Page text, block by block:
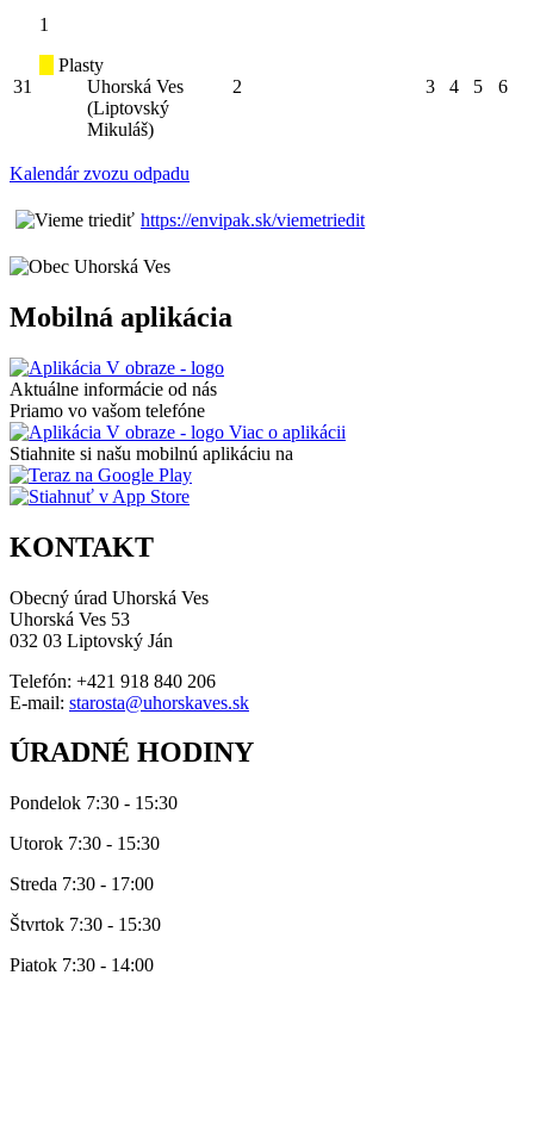
31
1
Plasty
Uhorská Ves
(Liptovský
Mikuláš)
2 3 4 5 6
Kalendár zvozu odpadu
https://envipak.sk/viemetriedit
Mobilná aplikácia
Aktuálne informácie od nás
Priamo vo vašom telefóne
Viac o aplikácii
Stiahnite si našu mobilnú aplikáciu na
KONTAKT
Obecný úrad Uhorská Ves
Uhorská Ves 53
032 03 Liptovský Ján
Telefón: +421 918 840 206
E-mail: starosta@uhorskaves.sk
ÚRADNÉ HODINY
Pondelok 7:30 - 15:30
Utorok 7:30 - 15:30
Streda 7:30 - 17:00
Štvrtok 7:30 - 15:30
Piatok 7:30 - 14:00